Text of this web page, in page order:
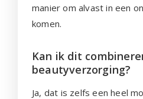
manier om alvast in een
komen.
Kan ik dit
beautyverzorging?
Ja, dat is zelfs een heel